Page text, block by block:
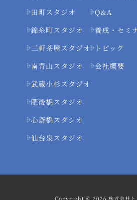
田町スタジオ
錦糸町スタジオ
三軒茶屋スタジオ
南青山スタジオ
武蔵小杉スタジオ
肥後橋スタジオ
心斎橋スタジオ
仙台泉スタジオ
Q&A
養成・セミ
トピック
会社概要
Copyright © 2026 株式会社ト